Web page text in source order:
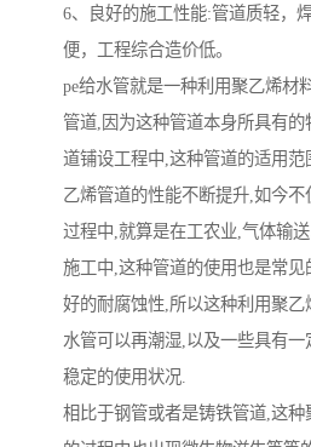
6、良好的施工性能:管道质轻，
便，工程综合造价低。
pe给水管就是一种利用聚乙烯材
管道,因为这种管道本身所具有
道铺设工程中,这种管道的适用
乙烯管道的性能不断提升,如今
过程中,就算是在工农业,气体输
施工中,这种管道的使用也是常
好的耐腐蚀性,所以这种利用聚乙
水管可以再潮湿,以及一些具有
稳定的使用状况.
相比于钢管或者是铸铁管道,这种